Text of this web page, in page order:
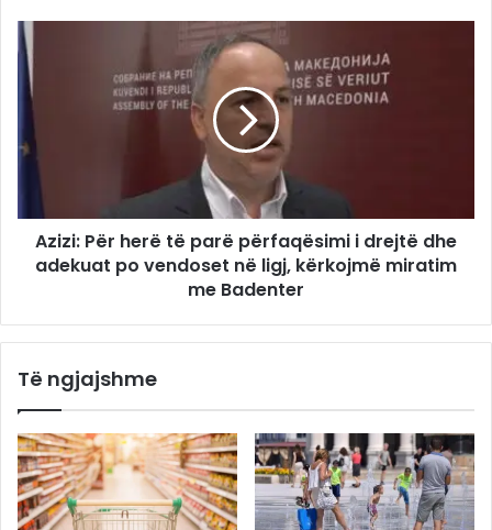
Azizi: Për herë të parë përfaqësimi i drejtë dhe
adekuat po vendoset në ligj, kërkojmë miratim
me Badenter
Të ngjajshme